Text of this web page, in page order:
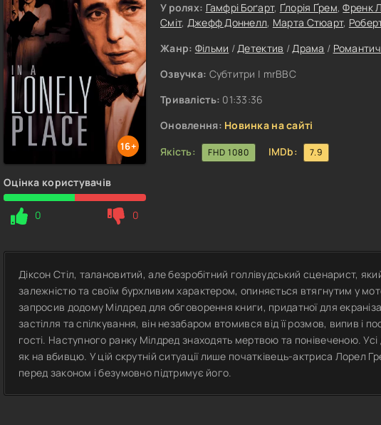
16+
Оцінка користувачів
0 0
У ролях: Гамфрі Боґарт, Ґлорія Ґрем,Френк
Сміт, Джефф Доннелл, Марта Стюарт,
Жанр: Фільми /Детектив /Драма /
Озвучка: Субтитри | mrBBC
Тривалість: 01:33:36
Оновлення: Новинка на сайті
Якість:
FHD 1080 IMDb: 7.9
Діксон Стіл, талановитий, але безробітний голлівудський сценарист,
залежністю та своїм бурхливим характером, опиняється втягнутим у
запросив додому Мілдред для обговорення книги, придатної для
застілля та спілкування, він незабаром втомився від її розмов, випив і
гості. Наступного ранку Мілдред знаходять мертвою та понівеченою.
як на вбивцю. У цій скрутній ситуації лише початківець-актриса Лорел
перед законом і безумовно підтримує його.